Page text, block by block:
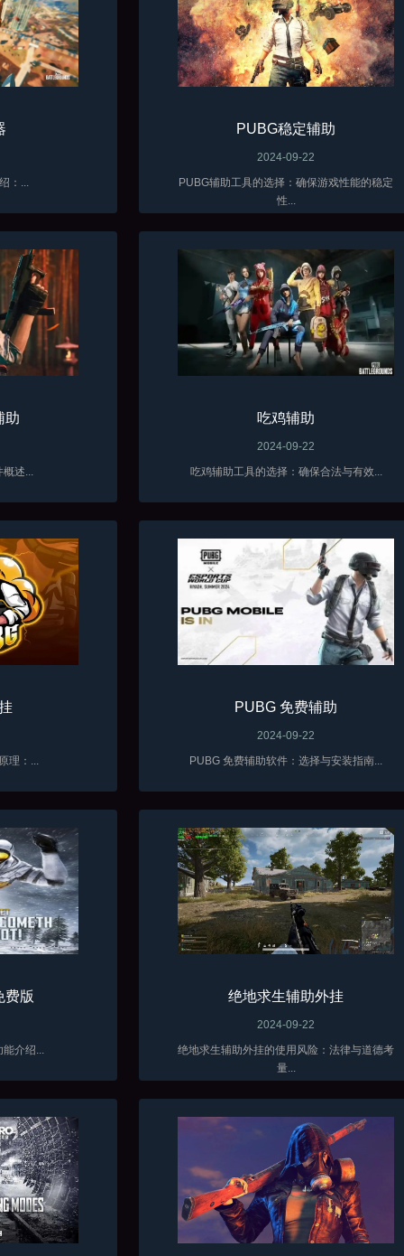
：...
PUBG稳定辅助
2024-09-22
PUBG辅助工具的选择：确保游戏性能的稳定
性...
助
述...
吃鸡辅助
2024-09-22
吃鸡辅助工具的选择：确保合法与有效...
理：...
PUBG 免费辅助
2024-09-22
PUBG 免费辅助软件：选择与安装指南...
费版
介绍...
绝地求生辅助外挂
2024-09-22
绝地求生辅助外挂的使用风险：法律与道德考
量...